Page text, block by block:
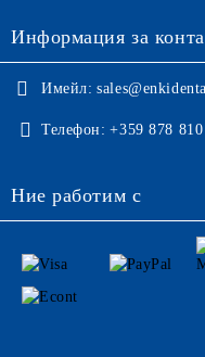
Информация за
Имейл:
Телефон: +359 878
Ние работим с